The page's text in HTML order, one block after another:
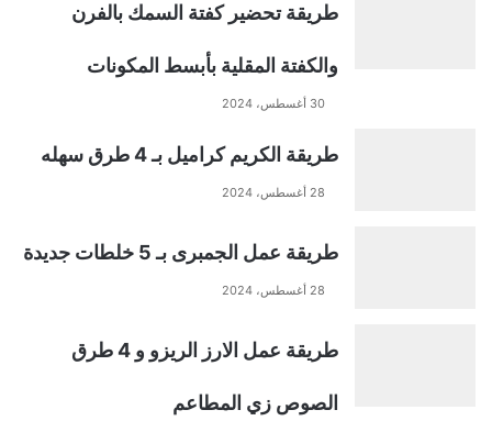
طريقة تحضير كفتة السمك بالفرن
والكفتة المقلية بأبسط المكونات
30 أغسطس، 2024
طريقة الكريم كراميل بـ 4 طرق سهله
28 أغسطس، 2024
طريقة عمل الجمبرى بـ 5 خلطات جديدة
28 أغسطس، 2024
طريقة عمل الارز الريزو و 4 طرق
الصوص زي المطاعم